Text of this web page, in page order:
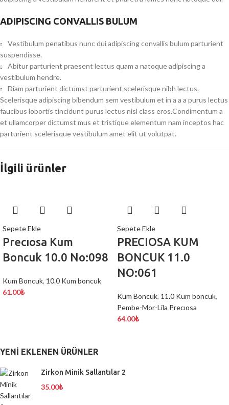
ADIPISCING CONVALLIS BULUM
Vestibulum penatibus nunc dui adipiscing convallis bulum parturient
suspendisse.
Abitur parturient praesent lectus quam a natoque adipiscing a
vestibulum hendre.
Diam parturient dictumst parturient scelerisque nibh lectus.
Scelerisque adipiscing bibendum sem vestibulum et in a a a purus lectus
faucibus lobortis tincidunt purus lectus nisl class eros.Condimentum a
et ullamcorper dictumst mus et tristique elementum nam inceptos hac
parturient scelerisque vestibulum amet elit ut volutpat.
İlgili ürünler
Sepete Ekle
Precıosa Kum
Boncuk 10.0 No:098
Kum Boncuk, 10.0 Kum boncuk
61.00₺
Sepete Ekle
PRECIOSA KUM
BONCUK 11.0
NO:061
Kum Boncuk, 11.0 Kum boncuk,
Pembe-Mor-Lila Precıosa
64.00₺
YENI EKLENEN ÜRÜNLER
Zirkon Minik Sallantılar 2
35.00₺